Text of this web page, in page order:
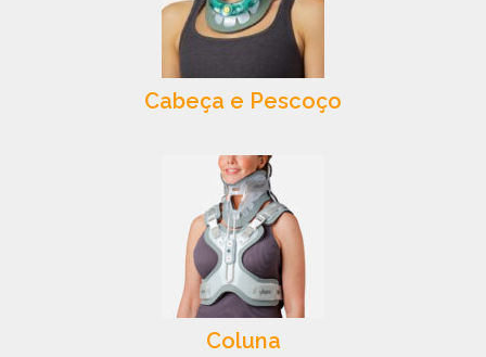
Cabeça e Pescoço
Coluna